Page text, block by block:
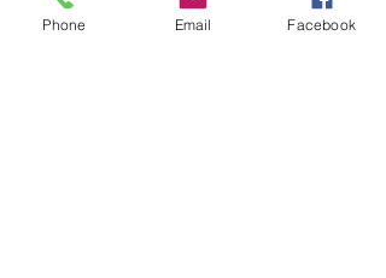
les tensions préexistantes lorsque une
Phone Email Facebook